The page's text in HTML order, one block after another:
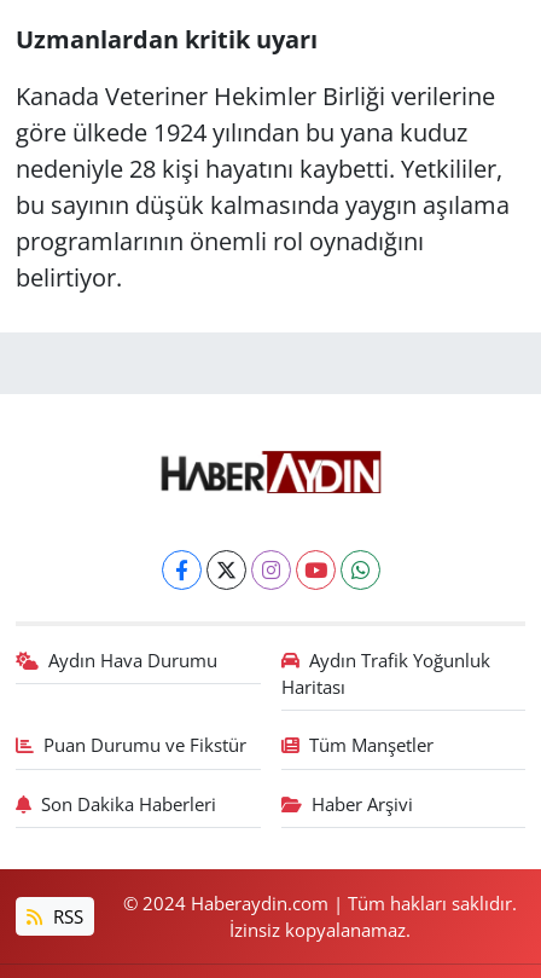
Uzmanlardan kritik uyarı
Kanada Veteriner Hekimler Birliği verilerine
göre ülkede 1924 yılından bu yana kuduz
nedeniyle 28 kişi hayatını kaybetti. Yetkililer,
bu sayının düşük kalmasında yaygın aşılama
programlarının önemli rol oynadığını
belirtiyor.
Aydın Hava Durumu
Aydın Trafik Yoğunluk
Haritası
Puan Durumu ve Fikstür Tüm Manşetler
Son Dakika Haberleri Haber Arşivi
RSS
© 2024 Haberaydin.com | Tüm hakları saklıdır.
İzinsiz kopyalanamaz.